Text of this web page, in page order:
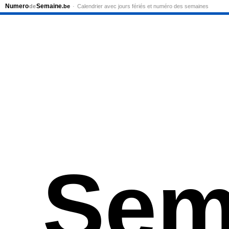
NumerodeSemaine.be Calendrier avec jours fériés et numéro des semaines